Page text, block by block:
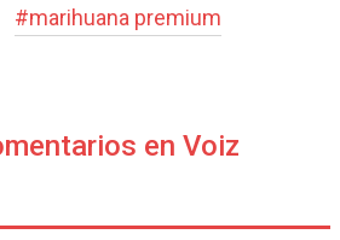
#marihuana premium
en Voiz